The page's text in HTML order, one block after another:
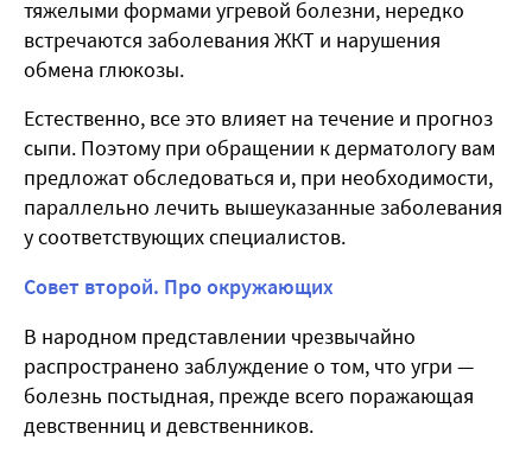
тяжелыми формами угревой болезни, нередко
встречаются заболевания ЖКТ и нарушения
обмена глюкозы.
Естественно, все это влияет на течение и прогноз
сыпи. Поэтому при обращении к дерматологу вам
предложат обследоваться и, при необходимости,
параллельно лечить вышеуказанные заболевания
у соответствующих специалистов.
Совет второй. Про окружающих
В народном представлении чрезвычайно
распространено заблуждение о том, что угри —
болезнь постыдная, прежде всего поражающая
девственниц и девственников.